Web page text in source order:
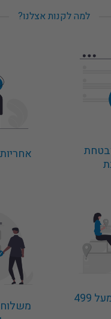
למה לקנות אצלנו?
משלוח חינם מעל 499